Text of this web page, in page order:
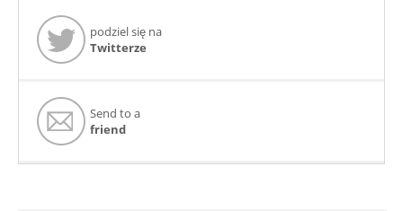
podziel się na
Twitterze
Send to a
friend